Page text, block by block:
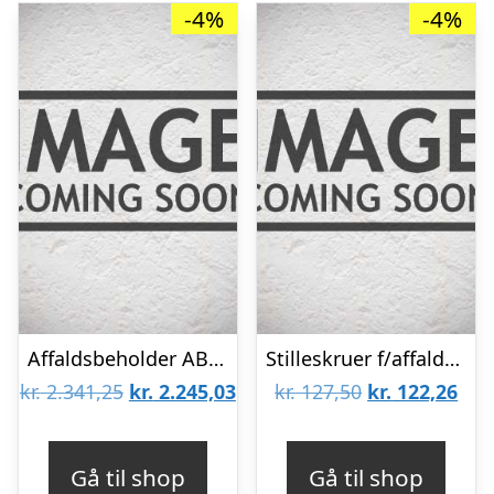
-4%
Affaldsbeholder AB-93 m/vippelåg
kr.2.341,25 Den
kr. 2.245,03Den
Gå til shop
-4%
Stilleskruer f/affaldsbeholder 132B000x, 4stk
kr.127,50 Den
kr. 122,26Den
Gå til shop